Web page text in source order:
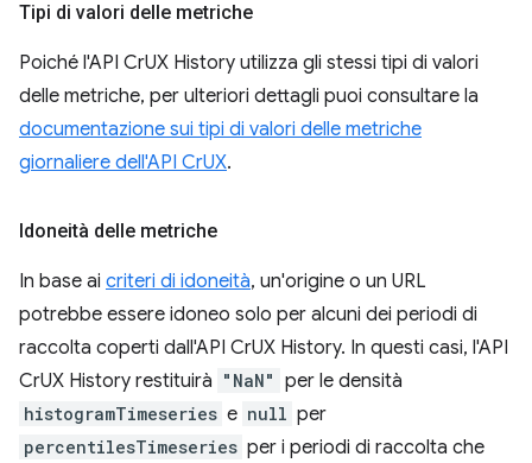
Tipi di valori delle metriche
Poiché l'API CrUX History utilizza gli stessi tipi di valori
delle metriche, per ulteriori dettagli puoi consultare la
documentazione sui tipi di valori delle metriche
giornaliere dell'API CrUX.
Idoneità delle metriche
In base ai criteri di idoneità, un'origine o un URL
potrebbe essere idoneo solo per alcuni dei periodi di
raccolta coperti dall'API CrUX History. In questi casi, l'API
CrUX History restituirà "NaN" per le densità
histogramTimeseries e null per
percentilesTimeseries per i periodi di raccolta che